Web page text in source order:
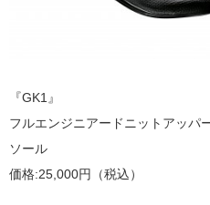
『GK1』
フルエンジニアードニットアッパ
ソール
価格:25,000円（税込）